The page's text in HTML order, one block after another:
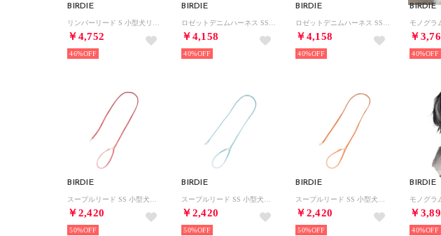
BIRDIE
￥4,752
46%
BIRDIE
￥4,158
40%
BIRDIE
￥4,158
40%
BIRDIE
￥
40%
BIRDIE
￥2,420
50%
BIRDIE
￥2,420
50%
BIRDIE
￥2,420
50%
BIRDIE
￥
40%